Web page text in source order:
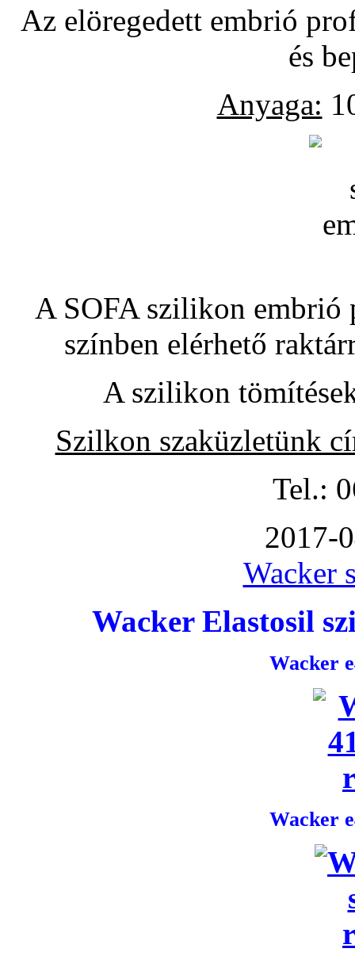
Az elöregedett embrió
és
Anyaga:
A SOFA szilikon embrió
színben elérhető
A szilikon
Szilkon szaküzletünk
Tel.:
2017-
Wacker
Wacker Elastosil
Wacker
Wacker